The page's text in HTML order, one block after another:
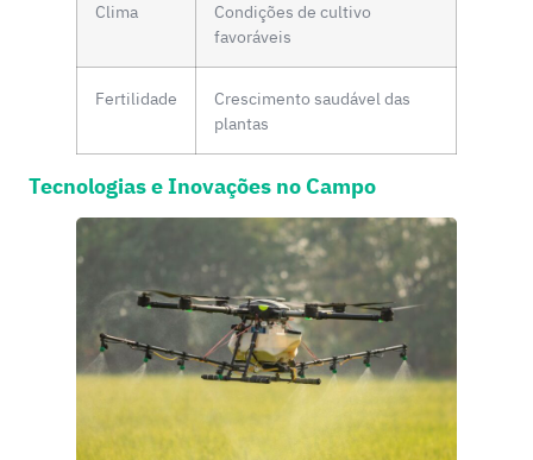
Clima
Condições de cultivo
favoráveis
Fertilidade
Crescimento saudável das
plantas
Tecnologias e Inovações no Campo